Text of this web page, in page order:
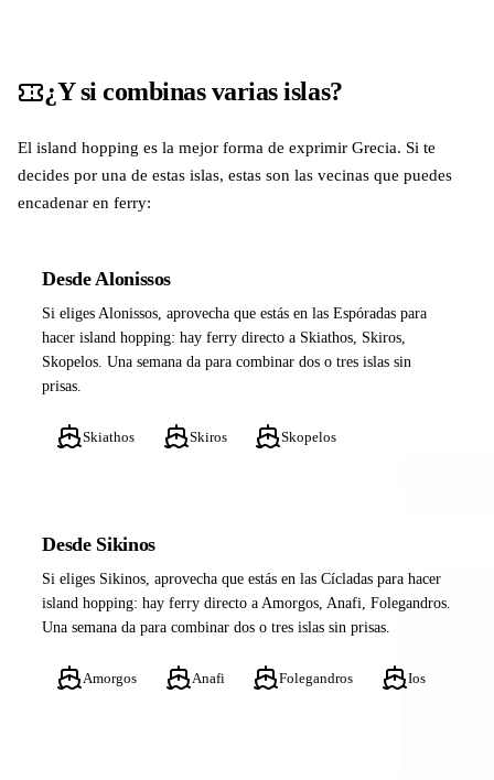
¿Y si combinas varias islas?
El island hopping es la mejor forma de exprimir Grecia. Si te
decides por una de estas islas, estas son las vecinas que puedes
encadenar en ferry:
Desde Alonissos
Si eliges Alonissos, aprovecha que estás en las Espóradas para
hacer island hopping: hay ferry directo a Skiathos, Skiros,
Skopelos. Una semana da para combinar dos o tres islas sin
prisas.
Skiathos Skiros Skopelos
Desde Sikinos
Si eliges Sikinos, aprovecha que estás en las Cícladas para hacer
island hopping: hay ferry directo a Amorgos, Anafi, Folegandros.
Una semana da para combinar dos o tres islas sin prisas.
Amorgos Anafi Folegandros Ios